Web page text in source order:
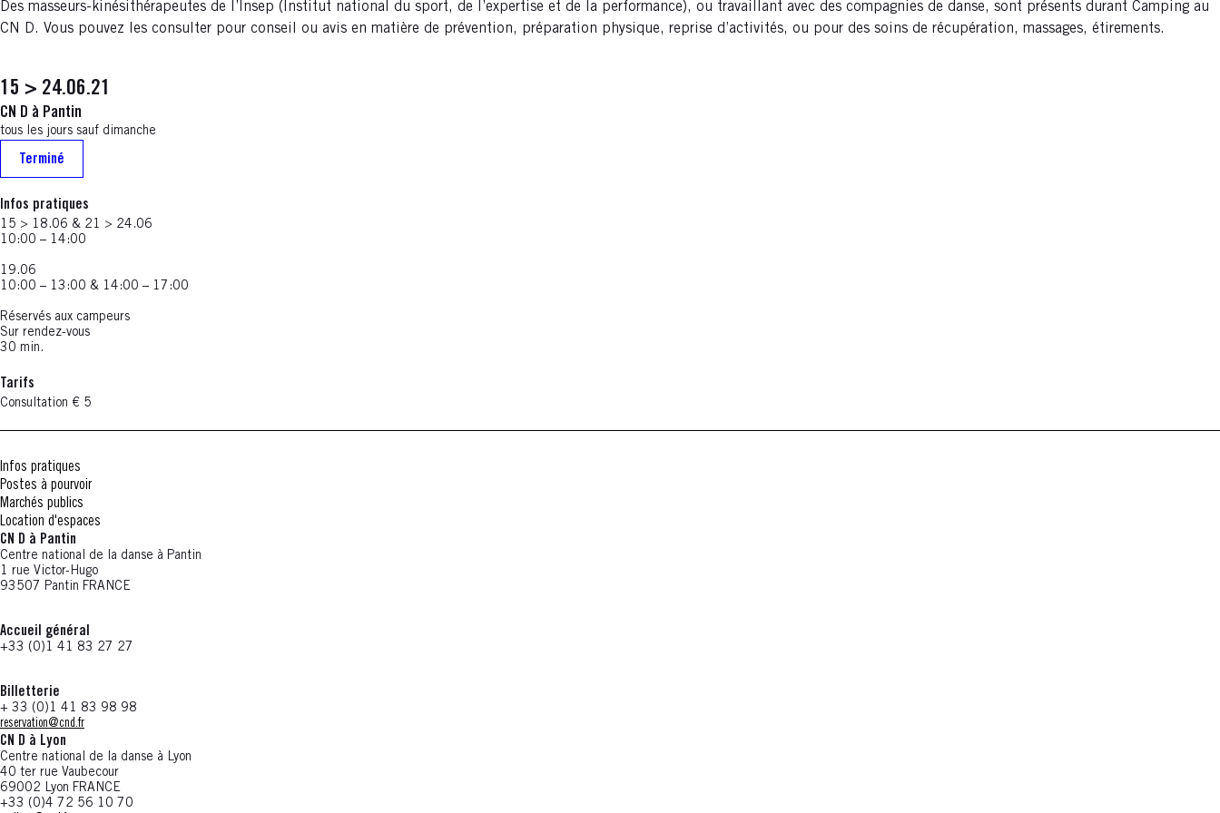
Des masseurs-kinésithérapeutes de l’Insep (Institut national du sport, de l’expertise et de la performance), ou travaillant avec des compagnies de danse, sont présents durant Camping au
CN D. Vous pouvez les consulter pour conseil ou avis en matière de prévention, préparation physique, reprise d’activités, ou pour des soins de récupération, massages, étirements.
15 > 24.06.21
CN D à Pantin
tous les jours sauf dimanche
Terminé
Infos pratiques
15 > 18.06 & 21 > 24.06
10:00 – 14:00
19.06
10:00 – 13:00 & 14:00 – 17:00
Réservés aux campeurs
Sur rendez-vous
30 min.
Tarifs
Consultation € 5
Infos pratiques
Postes à pourvoir
Marchés publics
Location d'espaces
CN D à Pantin
Centre national de la danse à Pantin
1 rue Victor-Hugo
93507 Pantin FRANCE
Accueil général
+33 (0)1 41 83 27 27
Billetterie
+ 33 (0)1 41 83 98 98
reservation@cnd.fr
CN D à Lyon
Centre national de la danse à Lyon
40 ter rue Vaubecour
69002 Lyon FRANCE
+33 (0)4 72 56 10 70